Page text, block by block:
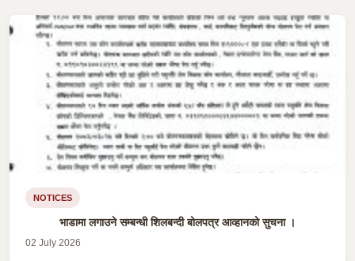
NOTICES
भाडामा लगाउने सम्बन्धी शिलबन्दी बोलपत्र आव्हानको सुचना ।
02 July 2026